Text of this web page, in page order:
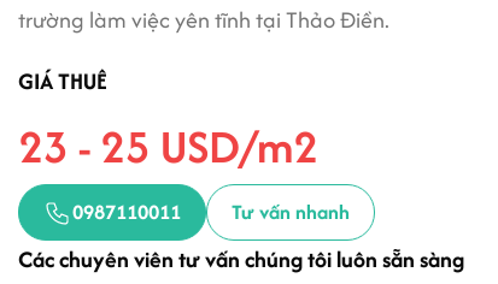
trường làm việc yên tĩnh tại Thảo Điền.
GIÁ THUÊ
23 - 25 USD/m2
0987110011 Tư vấn nhanh
Các chuyên viên tư vấn chúng tôi luôn sẵn sàng